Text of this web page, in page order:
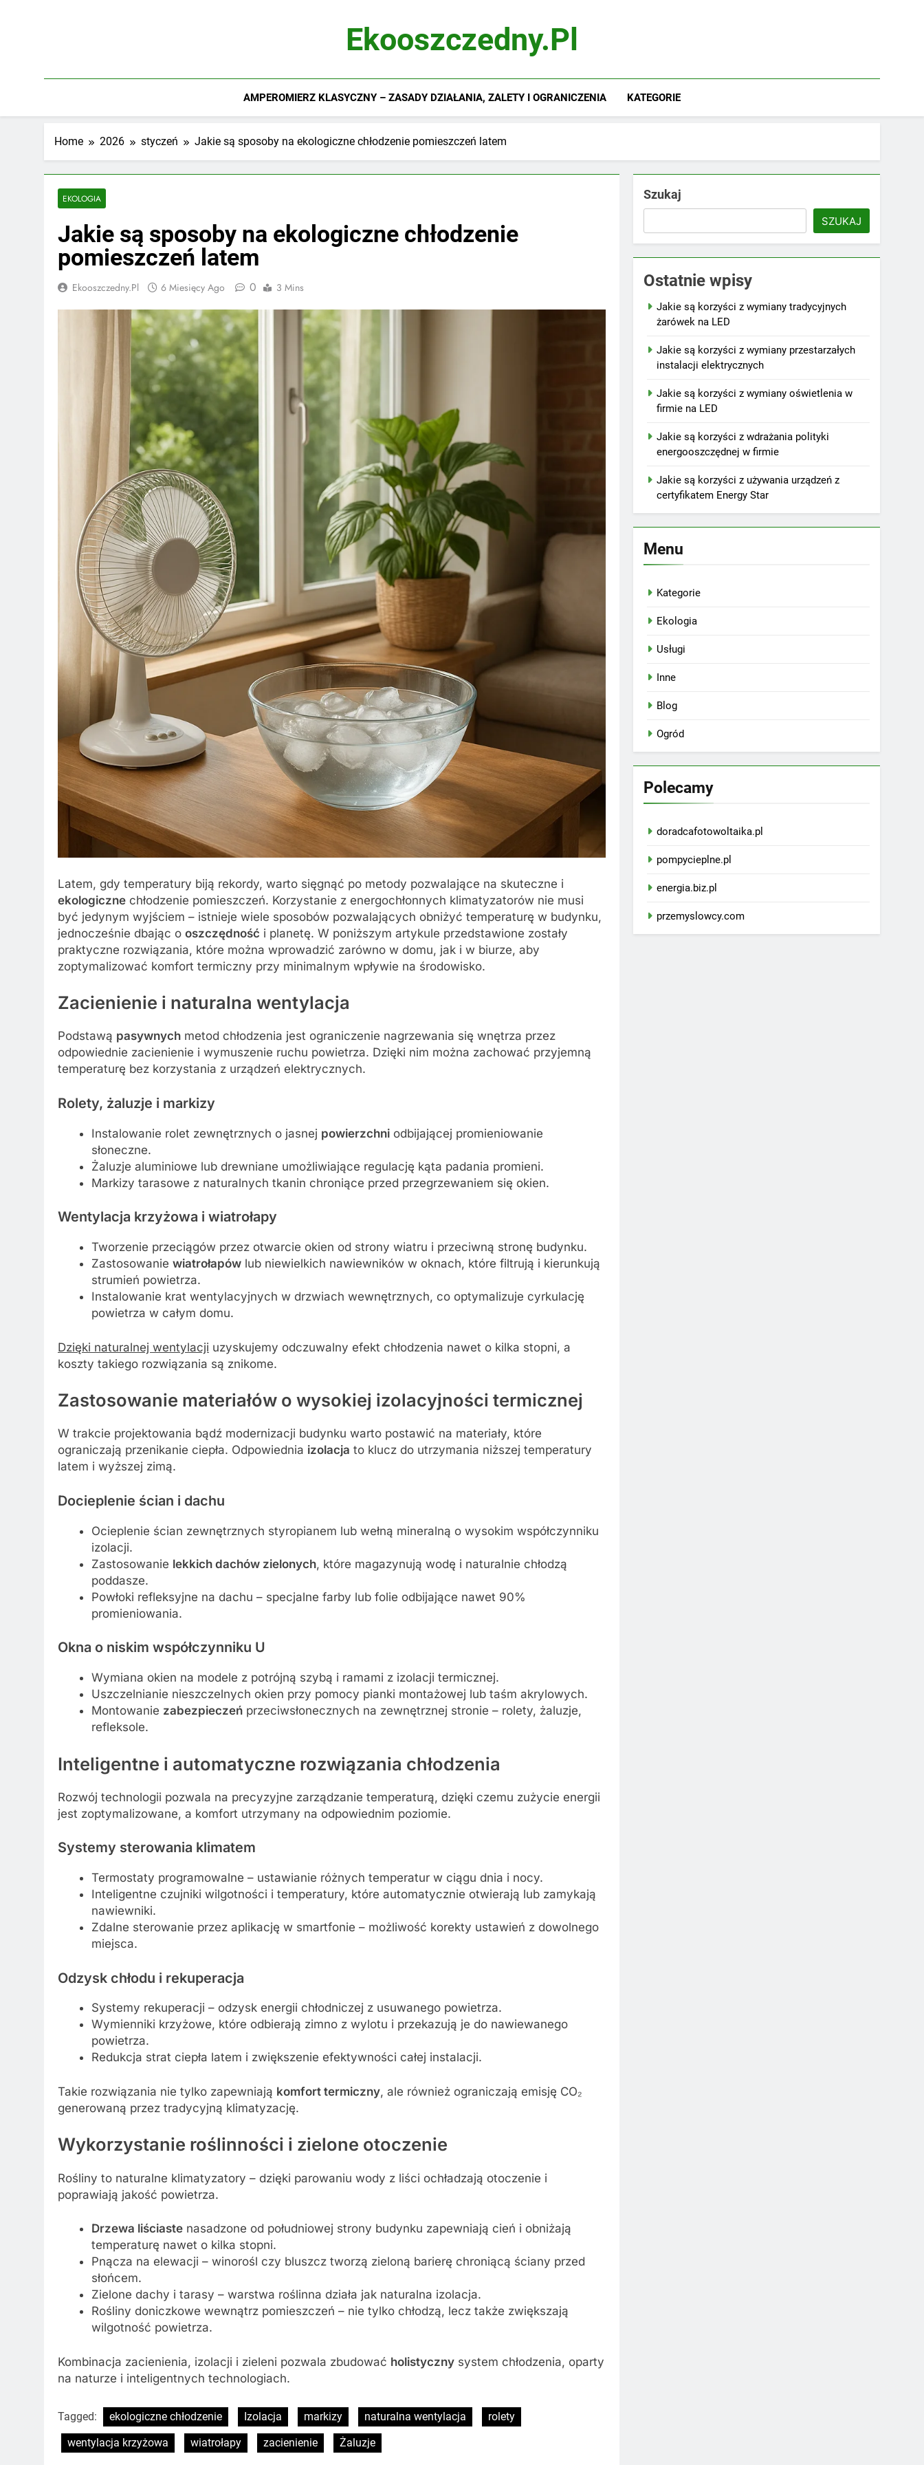
Ekooszczedny.pl
AMPEROMIERZ KLASYCZNY – ZASADY DZIAŁANIA, ZALETY I OGRANICZENIA KATEGORIE
Home 2026 styczeń Jakie są sposoby na ekologiczne chłodzenie pomieszczeń latem
EKOLOGIA
Jakie są sposoby na ekologiczne chłodzenie
pomieszczeń latem
Ekooszczedny.pl 6 Miesięcy Ago 0 3 Mins
Latem, gdy temperatury biją rekordy, warto sięgnąć po metody pozwalające na skuteczne i
ekologiczne chłodzenie pomieszczeń. Korzystanie z energochłonnych klimatyzatorów nie musi
być jedynym wyjściem – istnieje wiele sposobów pozwalających obniżyć temperaturę w budynku,
jednocześnie dbając o oszczędność i planetę. W poniższym artykule przedstawione zostały
praktyczne rozwiązania, które można wprowadzić zarówno w domu, jak i w biurze, aby
zoptymalizować komfort termiczny przy minimalnym wpływie na środowisko.
Zacienienie i naturalna wentylacja
Podstawą pasywnych metod chłodzenia jest ograniczenie nagrzewania się wnętrza przez
odpowiednie zacienienie i wymuszenie ruchu powietrza. Dzięki nim można zachować przyjemną
temperaturę bez korzystania z urządzeń elektrycznych.
Rolety, żaluzje i markizy
Instalowanie rolet zewnętrznych o jasnej powierzchniodbijającej promieniowanie
słoneczne.
Żaluzje aluminiowe lub drewniane umożliwiające regulację kąta padania promieni.
Markizy tarasowe z naturalnych tkanin chroniące przed przegrzewaniem się okien.
Wentylacja krzyżowa i wiatrołapy
Tworzenie przeciągów przez otwarcie okien od strony wiatru i przeciwną stronę budynku.
Zastosowanie wiatrołapówlub niewielkich nawiewników w oknach, które filtrują i kierunkują
strumień powietrza.
Instalowanie krat wentylacyjnych w drzwiach wewnętrznych, co optymalizuje cyrkulację
powietrza w całym domu.
Dzięki naturalnej wentylacji uzyskujemy odczuwalny efekt chłodzenia nawet o kilka stopni, a
koszty takiego rozwiązania są znikome.
Zastosowanie materiałów o wysokiej izolacyjności termicznej
W trakcie projektowania bądź modernizacji budynku warto postawić na materiały, które
ograniczają przenikanie ciepła. Odpowiednia izolacja to klucz do utrzymania niższej temperatury
latem i wyższej zimą.
Docieplenie ścian i dachu
Ocieplenie ścian zewnętrznych styropianem lub wełną mineralną o wysokim współczynniku
izolacji.
Zastosowanie lekkich dachów zielonych, które magazynują wodę i naturalnie chłodzą
poddasze.
Powłoki refleksyjne na dachu – specjalne farby lub folie odbijające nawet 90%
promieniowania.
Okna o niskim współczynniku U
Wymiana okien na modele z potrójną szybą i ramami z izolacji termicznej.
Uszczelnianie nieszczelnych okien przy pomocy pianki montażowej lub taśm akrylowych.
Montowanie zabezpieczeńprzeciwsłonecznych na zewnętrznej stronie – rolety, żaluzje,
refleksole.
Inteligentne i automatyczne rozwiązania chłodzenia
Rozwój technologii pozwala na precyzyjne zarządzanie temperaturą, dzięki czemu zużycie energii
jest zoptymalizowane, a komfort utrzymany na odpowiednim poziomie.
Systemy sterowania klimatem
Termostaty programowalne – ustawianie różnych temperatur w ciągu dnia i nocy.
Inteligentne czujniki wilgotności i temperatury, które automatycznie otwierają lub zamykają
nawiewniki.
Zdalne sterowanie przez aplikację w smartfonie – możliwość korekty ustawień z dowolnego
miejsca.
Odzysk chłodu i rekuperacja
Systemy rekuperacji – odzysk energii chłodniczej z usuwanego powietrza.
Wymienniki krzyżowe, które odbierają zimno z wylotu i przekazują je do nawiewanego
powietrza.
Redukcja strat ciepła latem i zwiększenie efektywności całej instalacji.
Takie rozwiązania nie tylko zapewniają komfort termiczny, ale również ograniczają emisję CO₂
generowaną przez tradycyjną klimatyzację.
Wykorzystanie roślinności i zielone otoczenie
Rośliny to naturalne klimatyzatory – dzięki parowaniu wody z liści ochładzają otoczenie i
poprawiają jakość powietrza.
Drzewa liściastenasadzone od południowej strony budynku zapewniają cień i obniżają
temperaturę nawet o kilka stopni.
Pnącza na elewacji – winorośl czy bluszcz tworzą zieloną barierę chroniącą ściany przed
słońcem.
Zielone dachy i tarasy – warstwa roślinna działa jak naturalna izolacja.
Rośliny doniczkowe wewnątrz pomieszczeń – nie tylko chłodzą, lecz także zwiększają
wilgotność powietrza.
Kombinacja zacienienia, izolacji i zieleni pozwala zbudować holistyczny system chłodzenia, oparty
na naturze i inteligentnych technologiach.
Tagged: ekologiczne chłodzenie Izolacja markizy naturalna wentylacja
rolety
wentylacja krzyżowa
wiatrołapy zacienienie Żaluzje
Szukaj
SZUKAJ
Ostatnie wpisy
Jakie są korzyści z wymiany tradycyjnych
żarówek na LED
Jakie są korzyści z wymiany przestarzałych
instalacji elektrycznych
Jakie są korzyści z wymiany oświetlenia w
firmie na LED
Jakie są korzyści z wdrażania polityki
energooszczędnej w firmie
Jakie są korzyści z używania urządzeń z
certyfikatem Energy Star
Menu
Kategorie
Ekologia
Usługi
Inne
Blog
Ogród
Polecamy
doradcafotowoltaika.pl
pompycieplne.pl
energia.biz.pl
przemyslowcy.com